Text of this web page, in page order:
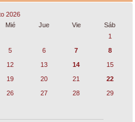
2026
Mié Jue Vie
Sáb
1
5 6 7
8
12 13 14
15
19 20 21
22
26 27 28
29